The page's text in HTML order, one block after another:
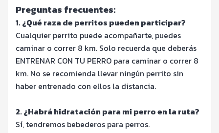
Preguntas frecuentes:
1. ¿Qué raza de perritos pueden participar?
Cualquier perrito puede acompañarte, puedes
caminar o correr 8 km. Solo recuerda que deberás
ENTRENAR CON TU PERRO para caminar o correr 8
km. No se recomienda llevar ningún perrito sin
haber entrenado con ellos la distancia.
2. ¿Habrá hidratación para mi perro en la ruta?
Sí, tendremos bebederos para perros.